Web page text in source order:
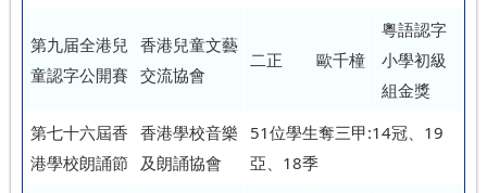
第九届全港兒
童認字公開賽
香港兒童文藝
交流協會
二正 歐千橦
粵語認字
小學初級
組金獎
第七十六屆香
港學校朗誦節
香港學校音樂
及朗誦協會
51位學生奪三甲:14冠、19
亞、18季